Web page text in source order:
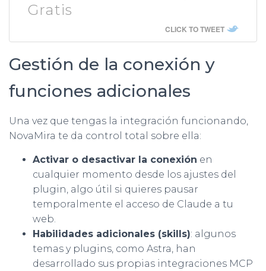
Gratis
CLICK TO TWEET
Gestión de la conexión y
funciones adicionales
Una vez que tengas la integración funcionando,
NovaMira te da control total sobre ella:
Activar o desactivar la conexión en
cualquier momento desde los ajustes del
plugin, algo útil si quieres pausar
temporalmente el acceso de Claude a tu
web.
Habilidades adicionales (skills): algunos
temas y plugins, como Astra, han
desarrollado sus propias integraciones MCP